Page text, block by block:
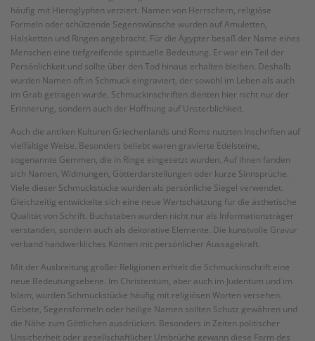
häufig mit Hieroglyphen verziert. Namen von Herrschern, religiöse
Formeln oder schützende Segenswünsche wurden auf Amuletten,
Halsketten und Ringen angebracht. Für die Ägypter besaß der Name eines
Menschen eine tiefgreifende spirituelle Bedeutung. Er war ein Teil der
Persönlichkeit und sollte über den Tod hinaus erhalten bleiben. Deshalb
wurden Namen oft in Schmuck eingraviert, der sowohl im Leben als auch
im Grab getragen wurde. Schmuckinschriften dienten hier nicht nur der
Erinnerung, sondern auch der Hoffnung auf Unsterblichkeit.
Auch die antiken Kulturen Griechenlands und Roms nutzten Inschriften auf
vielfältige Weise. Besonders beliebt waren gravierte Edelsteine,
sogenannte Gemmen, die in Ringe eingesetzt wurden. Auf ihnen fanden
sich Namen, Widmungen, Götterdarstellungen oder kurze Sinnsprüche.
Viele dieser Schmuckstücke wurden als persönliche Siegel verwendet.
Gleichzeitig entwickelte sich eine neue Wertschätzung für die ästhetische
Qualität von Schrift. Buchstaben wurden nicht nur als Informationsträger
verstanden, sondern auch als dekorative Elemente. Die kunstvolle Gravur
verband handwerkliches Können mit persönlicher Aussagekraft.
Mit der Ausbreitung großer Religionen erhielt die Schmuckinschrift eine
neue Bedeutungsebene. Im Christentum, aber auch im Judentum und im
Islam, wurden Schmuckstücke häufig mit religiösen Worten versehen.
Gebete, Segensformeln oder heilige Namen sollten Schutz gewähren und
die Nähe zum Göttlichen ausdrücken. Besonders in Zeiten politischer
Unsicherheit oder gesellschaftlicher Umbrüche gewann diese Form des